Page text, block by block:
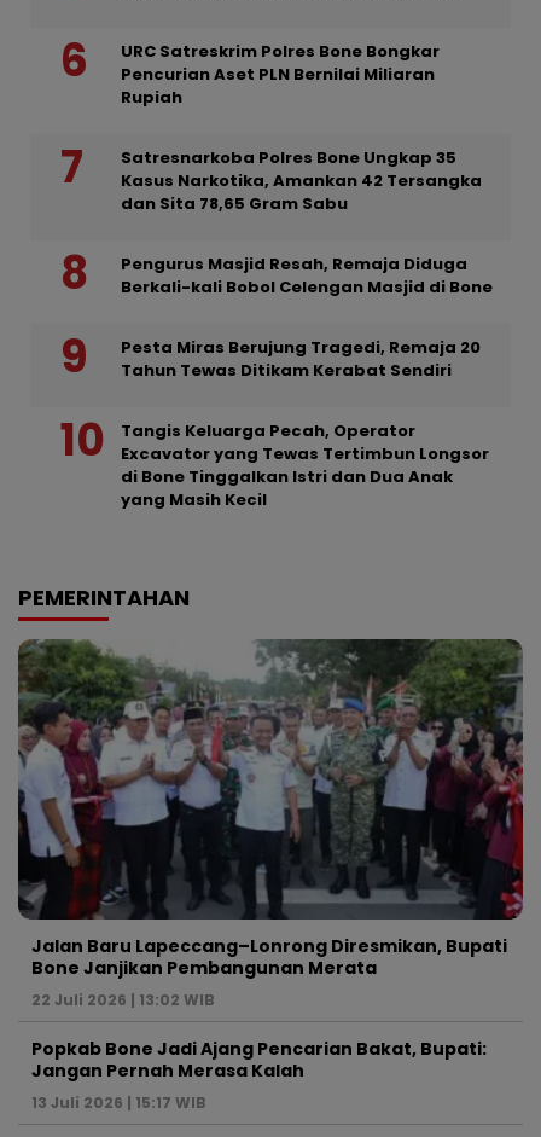
URC Satreskrim Polres Bone Bongkar
Pencurian Aset PLN Bernilai Miliaran
Rupiah
Satresnarkoba Polres Bone Ungkap 35
Kasus Narkotika, Amankan 42 Tersangka
dan Sita 78,65 Gram Sabu
Pengurus Masjid Resah, Remaja Diduga
Berkali-kali Bobol Celengan Masjid di Bone
Pesta Miras Berujung Tragedi, Remaja 20
Tahun Tewas Ditikam Kerabat Sendiri
Tangis Keluarga Pecah, Operator
Excavator yang Tewas Tertimbun Longsor
di Bone Tinggalkan Istri dan Dua Anak
yang Masih Kecil
PEMERINTAHAN
Jalan Baru Lapeccang–Lonrong Diresmikan, Bupati
Bone Janjikan Pembangunan Merata
22 Juli 2026 | 13:02 WIB
Popkab Bone Jadi Ajang Pencarian Bakat, Bupati:
Jangan Pernah Merasa Kalah
13 Juli 2026 | 15:17 WIB